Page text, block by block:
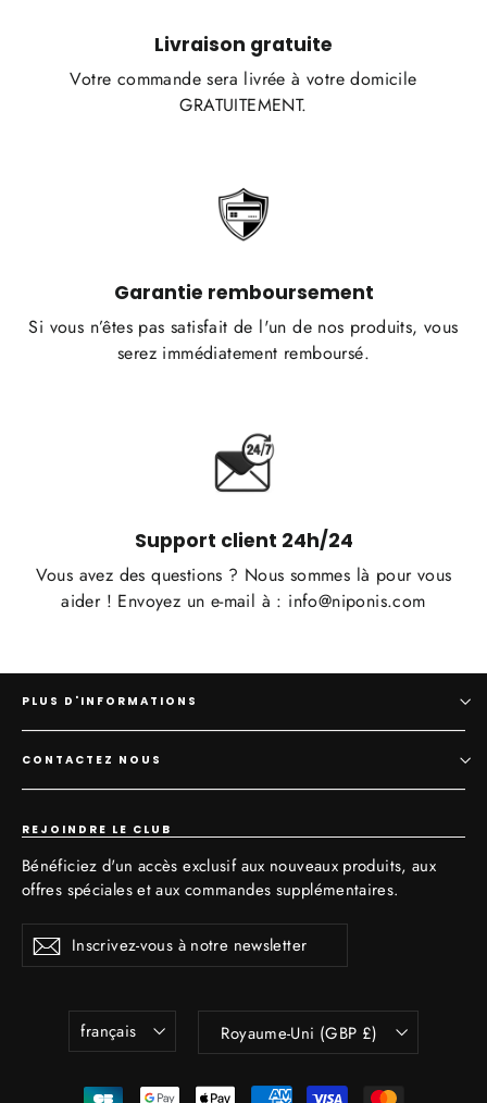
Livraison gratuite
Votre commande sera livrée à votre domicile
GRATUITEMENT.
Garantie remboursement
Si vous n’êtes pas satisfait de l'un de nos produits, vous
serez immédiatement remboursé.
Support client 24h/24
Vous avez des questions ? Nous sommes là pour vous
aider ! Envoyez un e-mail à : info@niponis.com
PLUS D'INFORMATIONS
CONTACTEZ NOUS
REJOINDRE LE CLUB
Bénéficiez d'un accès exclusif aux nouveaux produits, aux
offres spéciales et aux commandes supplémentaires.
Inscrivez-
vous
newsletter
S'inscrire
Langue
français Devise
Royaume-Uni (GBP £)